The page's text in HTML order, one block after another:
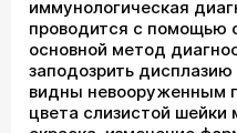
иммунологическая
проводится с помощью
основной метод
заподозрить
видны невооруженным
цвета слизистой шейки